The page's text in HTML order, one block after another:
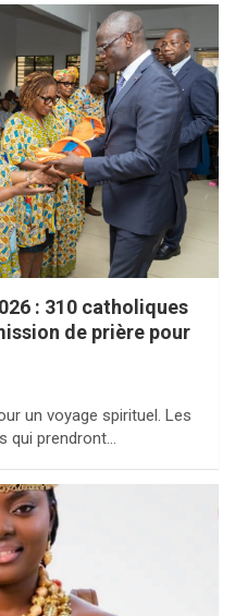
: 310 catholiques
de prière pour
un voyage spirituel. Les
qui prendront…